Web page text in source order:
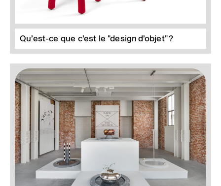
Qu’est-ce que c’est le "design d’objet" ?